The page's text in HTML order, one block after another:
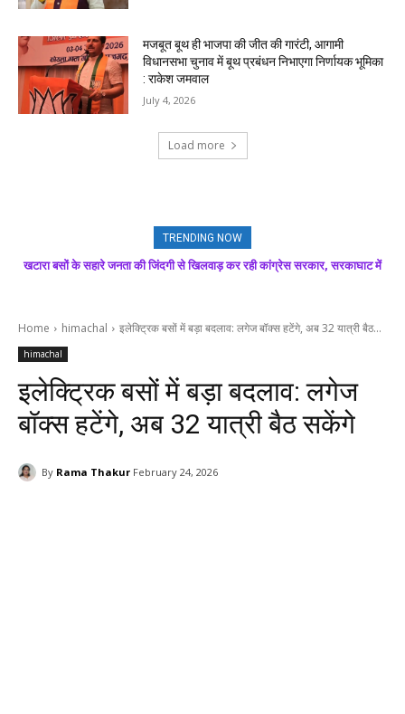
मजबूत बूथ ही भाजपा की जीत की गारंटी, आगामी
विधानसभा चुनाव में बूथ प्रबंधन निभाएगा निर्णायक भूमिका
: राकेश जमवाल
July 4, 2026
Load more